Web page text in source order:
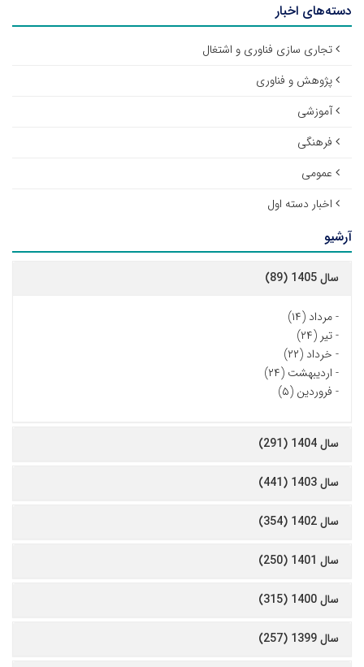
دسته‌های اخبار
تجاری سازی فناوری و اشتغال
پژوهش و فناوری
آموزشی
فرهنگی
عمومی
اخبار دسته اول
آرشیو
سال 1405 (89)
-مرداد (۱۴)
-تیر (۲۴)
- خرداد (۲۲)
- اردیبهشت (۲۴)
- فروردین (۵)
سال 1404 (291)
سال 1403 (441)
سال 1402 (354)
سال 1401 (250)
سال 1400 (315)
سال 1399 (257)